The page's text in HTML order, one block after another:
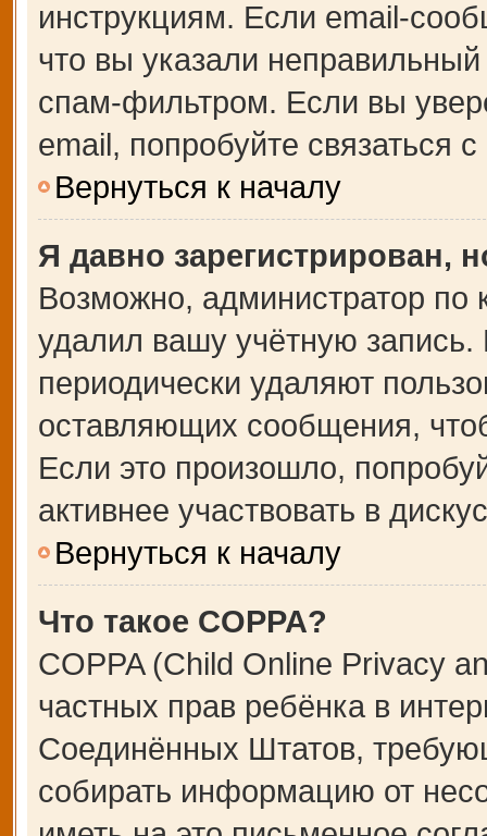
инструкциям. Если email-
что вы указали
спам-фильтром. Если вы
email, попробуйте связаться
Вернуться к началу
Я давно зарегистрирован,
Возможно, администратор по
удалил вашу учётную
периодически удаляют
оставляющих сообщения,
Если это произошло,
активнее участвовать в
Вернуться к началу
Что такое COPPA?
COPPA (Child Online Privacy
частных прав ребёнка в
Соединённых Штатов,
собирать информацию от